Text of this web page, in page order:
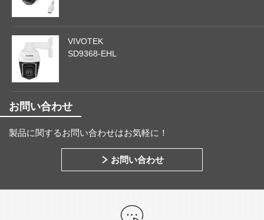
VIVOTEK
SD9368-EHL
お問い合わせ
製品に関するお問い合わせはお気軽に！
お問い合わせ